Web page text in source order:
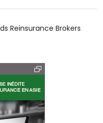
Reinsurance Brokers